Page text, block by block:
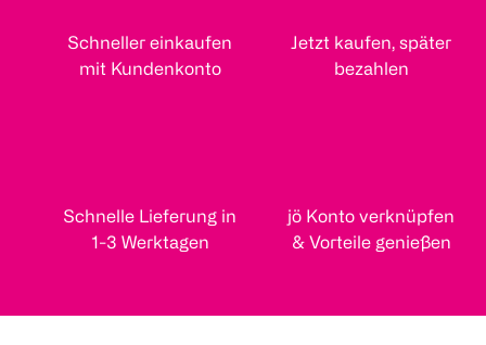
Schneller einkaufen
mit Kundenkonto
Jetzt kaufen, später
bezahlen
Schnelle Lieferung in
1-3 Werktagen
jö Konto verknüpfen
& Vorteile genießen